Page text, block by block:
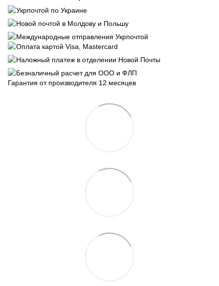
Укрпочтой по Украине
Новой почтой в Молдову и Польшу
Международные отправления Укрпочтой
Оплата картой Visa, Mastercard
Наложный платеж в отделении Новой Почты
Безналичный расчет для ООО и ФЛП
Гарантия от производителя 12 месяцев